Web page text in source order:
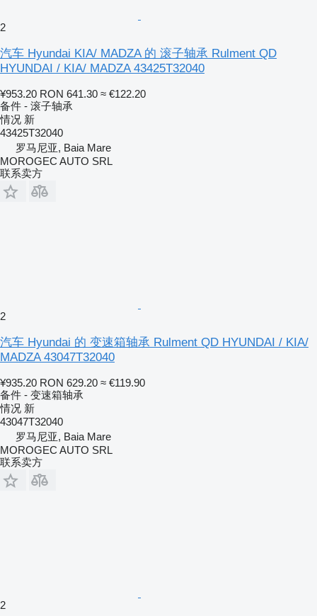
2
汽车 Hyundai KIA/ MADZA 的 滚子轴承 Rulment QD
HYUNDAI / KIA/ MADZA 43425T32040
¥953.20 RON 641.30 ≈ €122.20
备件 - 滚子轴承
情况 新
43425T32040
罗马尼亚, Baia Mare
MOROGEC AUTO SRL
联系卖方
2
汽车 Hyundai 的 变速箱轴承 Rulment QD HYUNDAI / KIA/
MADZA 43047T32040
¥935.20 RON 629.20 ≈ €119.90
备件 - 变速箱轴承
情况 新
43047T32040
罗马尼亚, Baia Mare
MOROGEC AUTO SRL
联系卖方
2